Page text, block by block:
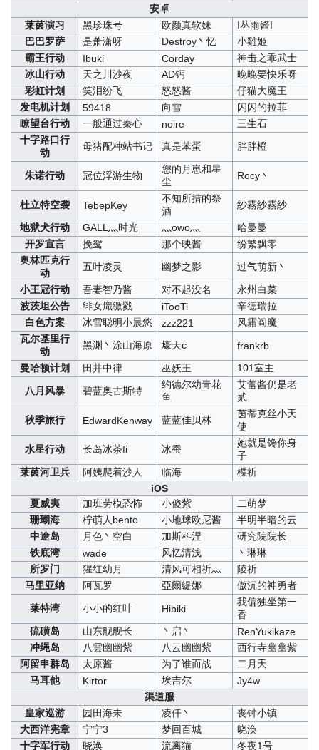
安卓
莱茵演习
黑珍珠号 欧颜真软妹
I丛雨酱I
巴巴罗萨
是萧潇呀 Destroy丶忆
小雞姬
霸王行动
Ibuki Corday
神击之乖武士
冰山行动
天之川沙夜 AD钙
晚晚要快乐呀
彩虹计划
笑泪纷飞 怒怒酱
仔猫大魔王
发电机计划
59418 向雪
闪闪的拉菲
瞭望台行动
一般通过秦心 noire
三生石
十字路口行
动
母猪配种站书记 真是苯蛋 胖胖橙
朱诺行动 冠位浮游生物
您的月崽和星
尘
Rocy丶
杜立特空袭 TebepKey
不知所措的祭
酒
紗霧紗霧紗
地狱犬行动
GALL灬时光 灬owo灬
哈曼曼
开罗宣言
挽鸳 那个映酱
纷繁飘零
奥林匹克行
动
五叶凌灵 幽梦之影
过气萌新丶
小王冠行动
吾妻智乃酱 对不起没名
永州白菜
波茨坦公告
绯女熾繳戮 iTooTi
辛德瑞拉
白色方案
冰雪聪明小晨悠 zzz221
风霜阎魔
瓦尔基里行
动
黑渊丶涂山海原 壕天c
frankrb
曼哈顿计划
田井中律 巫妖王
101室主
八月风暴
碧蓝奥古斯特
约德尔幼青花
鱼
艾蕾酱仍是老
贰
秋季旅行
EdwardKenway 蓝蓝佳贝林
茵蒂克丝小天
使
水星行动
长岛冰茶fi 冰蚕
她就是馋你身
子
莱茵河卫兵
阿姨爬着沙人 临海
楪祈
iOS
夏威夷
加班劳模恐怖 小傻紫
二萌梦
珊瑚海
柠萌人bento 小地球欧尼酱
半明半暗的云
中途岛
月色丶空白 加斯科涅
研究院院长
铁底湾
wade 风忆清浅
丶琳琳
所罗门
猩红幼月 清风可相祈灬
陵祈
马里亚纳
阿瓦罗 亞爾緹娜
傲沉的神勇者
莱特湾
小小的红叶 Hibiki
我偏独坐第一
香
硫磺岛
山东舰舰长 丶启丶
RenYukikaze
冲绳岛
八雲幽幽紫 八云幽幽紫
西行寺幽幽紫
阿留申群岛
太原酱 为了谁而战
二月天
马耳他
Kirtor 埃吉尔
Jy4w
渠道服
皇家巡游
园田海未 凌仟丶
丧钟小镇
大西洋宪章
宁宁3 梦回百城
晓涣
十字军行动
晓涣 流离猫 冬夜1号